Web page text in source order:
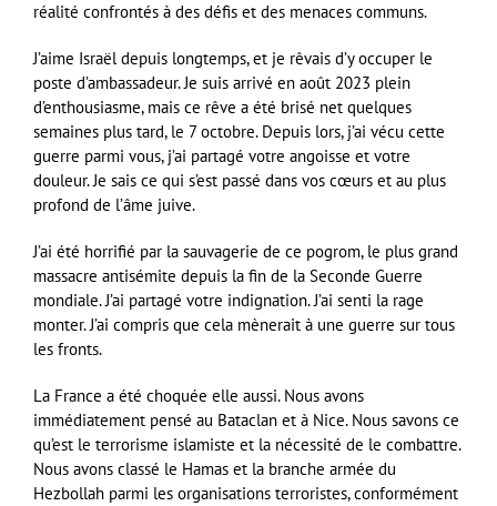
réalité confrontés à des défis et des menaces communs.
J’aime Israël depuis longtemps, et je rêvais d’y occuper le
poste d’ambassadeur. Je suis arrivé en août 2023 plein
d’enthousiasme, mais ce rêve a été brisé net quelques
semaines plus tard, le 7 octobre. Depuis lors, j’ai vécu cette
guerre parmi vous, j’ai partagé votre angoisse et votre
douleur. Je sais ce qui s’est passé dans vos cœurs et au plus
profond de l’âme juive.
J’ai été horrifié par la sauvagerie de ce pogrom, le plus grand
massacre antisémite depuis la fin de la Seconde Guerre
mondiale. J’ai partagé votre indignation. J’ai senti la rage
monter. J’ai compris que cela mènerait à une guerre sur tous
les fronts.
La France a été choquée elle aussi. Nous avons
immédiatement pensé au Bataclan et à Nice. Nous savons ce
qu’est le terrorisme islamiste et la nécessité de le combattre.
Nous avons classé le Hamas et la branche armée du
Hezbollah parmi les organisations terroristes, conformément